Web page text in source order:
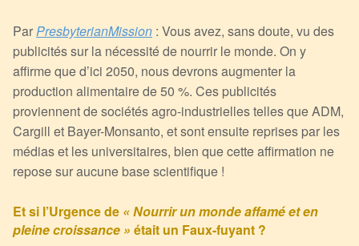
ParPresbyterianMission : Vous avez, sans doute, vu des
publicités sur la nécessité de nourrir le monde. On y
affirme que d’ici 2050, nous devrons augmenter la
production alimentaire de 50 %. Ces publicités
proviennent de sociétés agro-industrielles telles que ADM,
Cargill et Bayer-Monsanto, et sont ensuite reprises par les
médias et les universitaires, bien que cette affirmation ne
repose sur aucune base scientifique !
Et si l’Urgence de « Nourrir un monde affamé et en
pleine croissance » était un Faux-fuyant ?